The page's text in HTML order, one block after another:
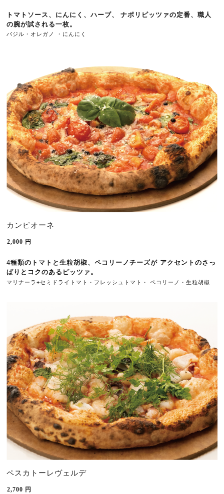
トマトソース、にんにく、ハーブ、ナポリピッツァの定番、職人
の腕が試される一枚。
バジル・オレガノ ・ にんにく
カンピオーネ
2,000 円
4種類のトマトと生粒胡椒、ペコリーノチーズが アクセントのさっ
ぱりとコクのある ピッツァ。
マリナーラ+セミドライトマト・フレッシュトマト・ ペコリーノ ・生粒胡椒
ペスカトーレヴェルデ
2,700 円